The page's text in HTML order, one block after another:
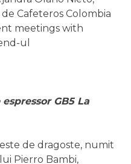
Cafeteros Colombia
meetings with
ul
GB5 La
de dragoste, numit
Pierro Bambi,